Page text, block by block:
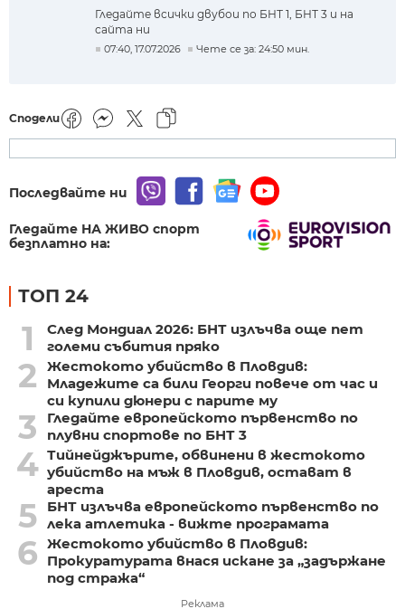
Гледайте всички двубои по БНТ 1, БНТ 3 и на
сайта ни
07:40, 17.07.2026 Чете се за: 24:50 мин.
Сподели
Последвайте ни
Гледайте НА ЖИВО спорт
безплатно на:
ТОП 24
1
След Мондиал 2026: БНТ излъчва още пет
големи събития пряко
2
Жестокото убийство в Пловдив:
Младежите са били Георги повече от час и
си купили дюнери с парите му
3
Гледайте европейското първенство по
плувни спортове по БНТ 3
4 Тийнейджърите, обвинени в жестокото
убийство на мъж в Пловдив, остават в
ареста
5
БНТ излъчва европейското първенство по
лека атлетика - вижте програмата
6 Жестокото убийство в Пловдив:
Прокуратурата внася искане за „задържане
под стража“
Реклама